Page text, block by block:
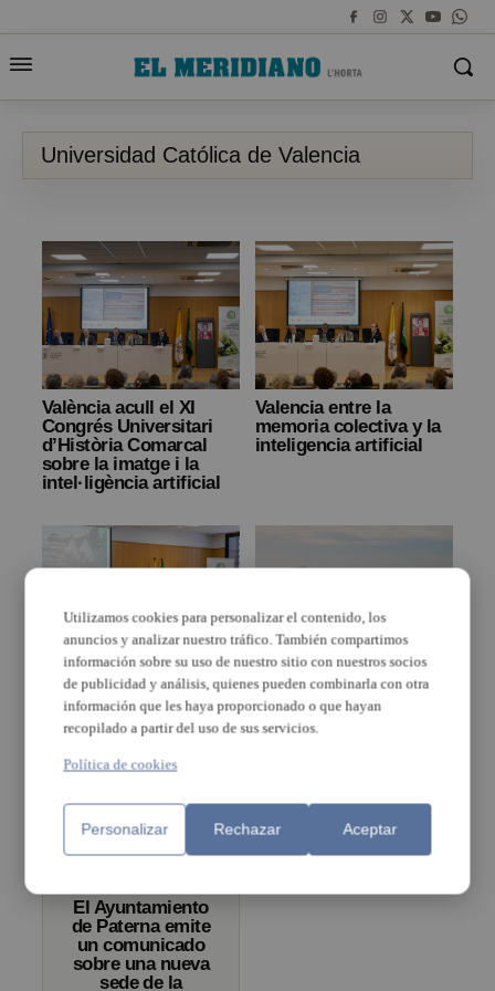
Universidad Católica de Valencia
València acull el XI
Congrés Universitari
d’Història Comarcal
sobre la imatge i la
intel·ligència artificial
Valencia entre la
memoria colectiva y la
inteligencia artificial
El CUCH define la
vivienda como “el
símbolo identitario de
necesita ser conjugado
Mediterranean Surf
School y La
Universidad Católica de
Playa de la Patacona de
Alboraya
El Ayuntamiento
de Paterna emite
un comunicado
sobre una nueva
sede de la
Utilizamos cookies para personalizar el contenido, los
anuncios y analizar nuestro tráfico. También compartimos
información sobre su uso de nuestro sitio con nuestros socios
de publicidad y análisis, quienes pueden combinarla con otra
información que les haya proporcionado o que hayan
recopilado a partir del uso de sus servicios.
Política de cookies
Personalizar Rechazar Aceptar